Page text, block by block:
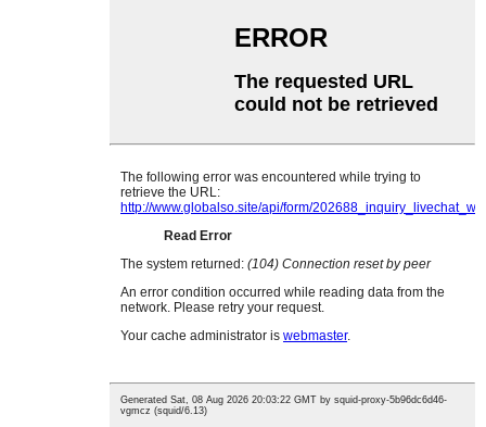
Samoan
Scots Gaelic
Sindhi
Swahili
Tajik
Thai
Ukrainian
Urdu
Xhosa
Yiddish